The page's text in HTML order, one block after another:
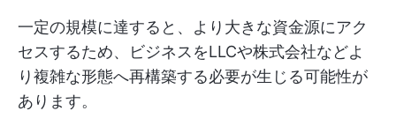
一定の規模に達すると、より大きな資金源にアク
セスするため、ビジネスをLLCや株式会社などよ
り複雑な形態へ再構築する必要が生じる可能性が
あります。